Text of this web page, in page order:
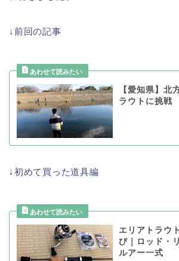
↓前回の記事
【愛知県】北
ラウトに挑戦
↓初めて買った道具編
エリアトラウ
び｜ロッド・
ルアー一式